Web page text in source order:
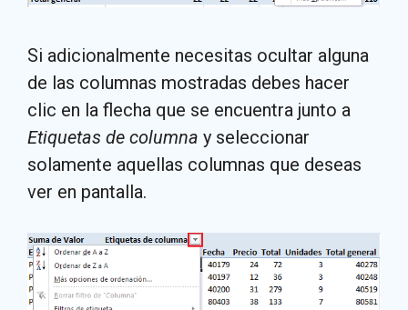
Si adicionalmente necesitas ocultar alguna
de las columnas mostradas debes hacer
clic en la flecha que se encuentra junto a
Etiquetas de columna y seleccionar
solamente aquellas columnas que deseas
ver en pantalla.